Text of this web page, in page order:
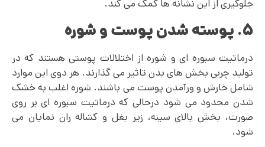
جلوگیری از این نشانه‌ ها کمک می‌ کند.
۵. پوسته شدن پوست و شوره
درماتیت سبوره ای و شوره از اختلالات پوستی هستند که در
تولید چربی بخش های بدن تاثیر می گذارند. هر دوی این موارد
شامل خارش و ورآمدن پوست می باشند. شوره اغلب به خشک
شدن محدود می‌ شود درحالی که درماتیت سبوره ای بر روی
صورت، بخش بالای سینه، زیر بغل و کشاله ران نمایان می
شود.